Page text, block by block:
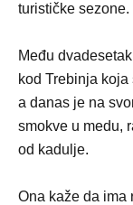
turističke sezone.
Među
kod Trebinja
a danas je na
smokve u medu,
od kadulje.
Ona kaže da ima